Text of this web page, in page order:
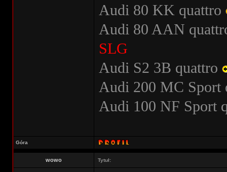
Audi 80 KK quattro
Audi 80 AAN
SLG
Audi S2 3B quattro
Audi 200 MC Sport
Audi 100 NF Sport
Góra
wowo Tytuł: